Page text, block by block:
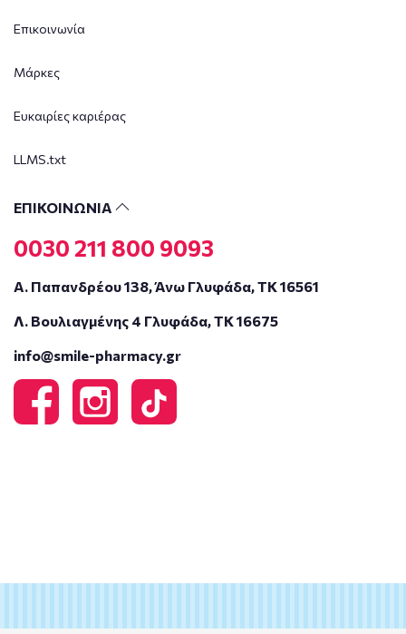
Επικοινωνία
Μάρκες
Ευκαιρίες καριέρας
LLMS.txt
ΕΠΙΚΟΙΝΩΝΙΑ
0030 211 800 9093
Α. Παπανδρέου 138, Άνω Γλυφάδα, ΤΚ 16561
Λ. Βουλιαγμένης 4 Γλυφάδα, ΤΚ 16675
info@smile-pharmacy.gr